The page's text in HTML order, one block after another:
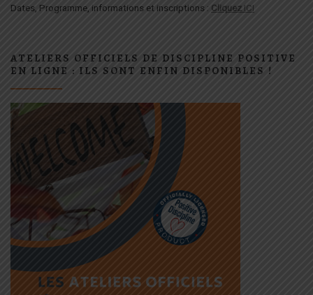
Dates, Programme, informations et inscriptions : Cliquez ICI
ATELIERS OFFICIELS DE DISCIPLINE POSITIVE
EN LIGNE : ILS SONT ENFIN DISPONIBLES !